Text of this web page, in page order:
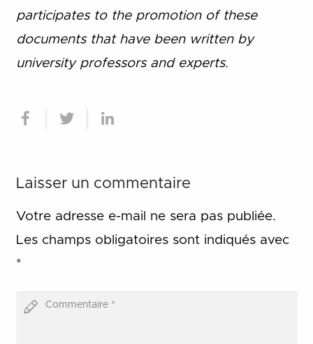
participates to the promotion of these
documents that have been written by
university professors and experts.
Laisser un commentaire
Votre adresse e-mail ne sera pas publiée.
Les champs obligatoires sont indiqués avec
*